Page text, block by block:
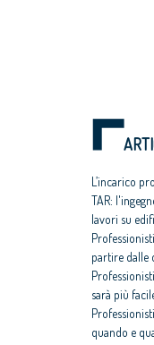
L’incarico
TAR:
lavori su
partire dalle
sarà più
quando e